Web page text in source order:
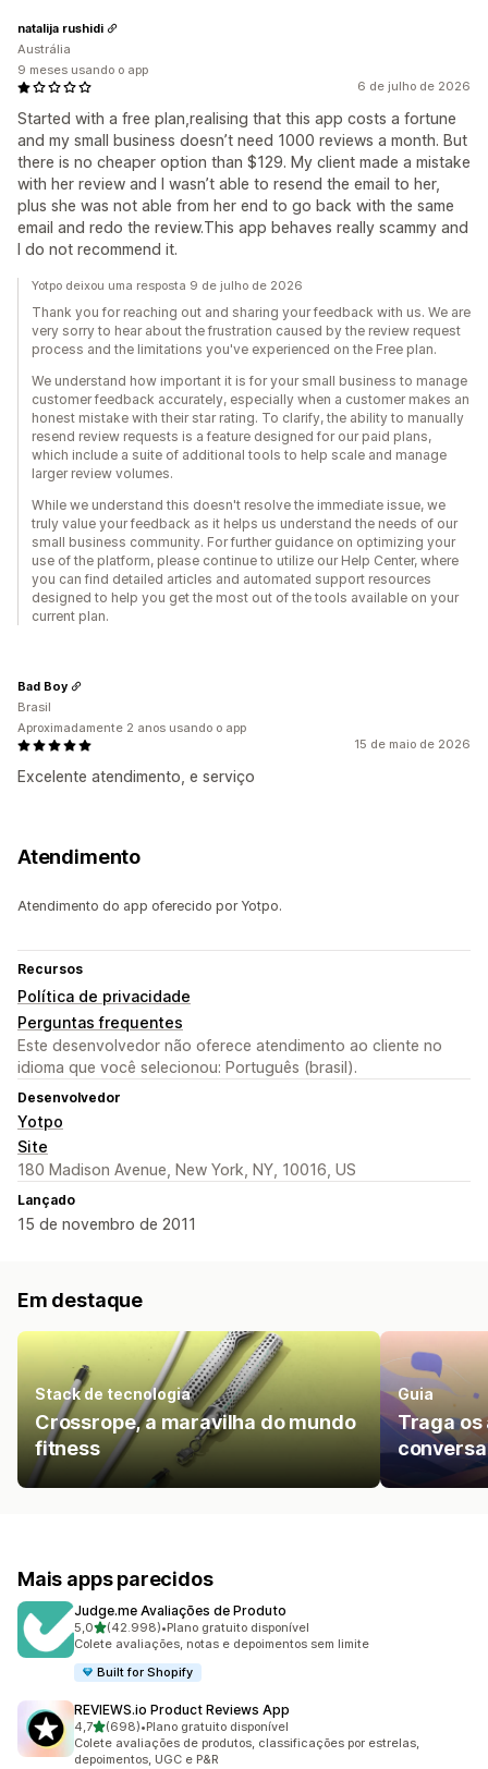
6 de julho de 2026
Started with a free plan,realising that this app costs a fortune
and my small business doesn’t need 1000 reviews a month. But
there is no cheaper option than $129. My client made a mistake
with her review and I wasn’t able to resend the email to her,
plus she was not able from her end to go back with the same
email and redo the review.This app behaves really scammy and
I do not recommend it.
natalija rushidi
Austrália
9 meses usando o app
Yotpo deixou uma resposta 9 de julho de 2026
Thank you for reaching out and sharing your feedback with us. We are
very sorry to hear about the frustration caused by the review request
process and the limitations you've experienced on the Free plan.
We understand how important it is for your small business to manage
customer feedback accurately, especially when a customer makes an
honest mistake with their star rating. To clarify, the ability to manually
resend review requests is a feature designed for our paid plans,
which include a suite of additional tools to help scale and manage
larger review volumes.
While we understand this doesn't resolve the immediate issue, we
truly value your feedback as it helps us understand the needs of our
small business community. For further guidance on optimizing your
use of the platform, please continue to utilize our Help Center, where
you can find detailed articles and automated support resources
designed to help you get the most out of the tools available on your
current plan.
15 de maio de 2026
Excelente atendimento, e serviço
Bad Boy
Brasil
Aproximadamente 2 anos usando o app
Atendimento
Atendimento do app oferecido por Yotpo.
Recursos
Política de privacidade
Perguntas frequentes
Este desenvolvedor não oferece atendimento ao cliente no
idioma que você selecionou: Português (brasil).
Desenvolvedor
Yotpo
Site
180 Madison Avenue, New York, NY, 10016, US
Lançado
15 de novembro de 2011
Em destaque
Stack de tecnologia
Crossrope, a maravilha do mundo
fitness
Guia
Traga os
Mais apps parecidos
Judge.me Avaliações de Produto
5,0de 5 estrelas
(42.998)
42998 avaliações ao todo
•Plano gratuito disponível
Colete avaliações, notas e depoimentos sem limite
Built for Shopify
REVIEWS.io Product Reviews App
4,7de 5 estrelas
(698)
698 avaliações ao todo
•Plano gratuito disponível
Colete avaliações de produtos, classificações por estrelas,
depoimentos, UGC e P&R